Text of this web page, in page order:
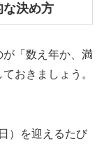
な決め方
「数え年か、満
おきましょう。
）を迎えるたび